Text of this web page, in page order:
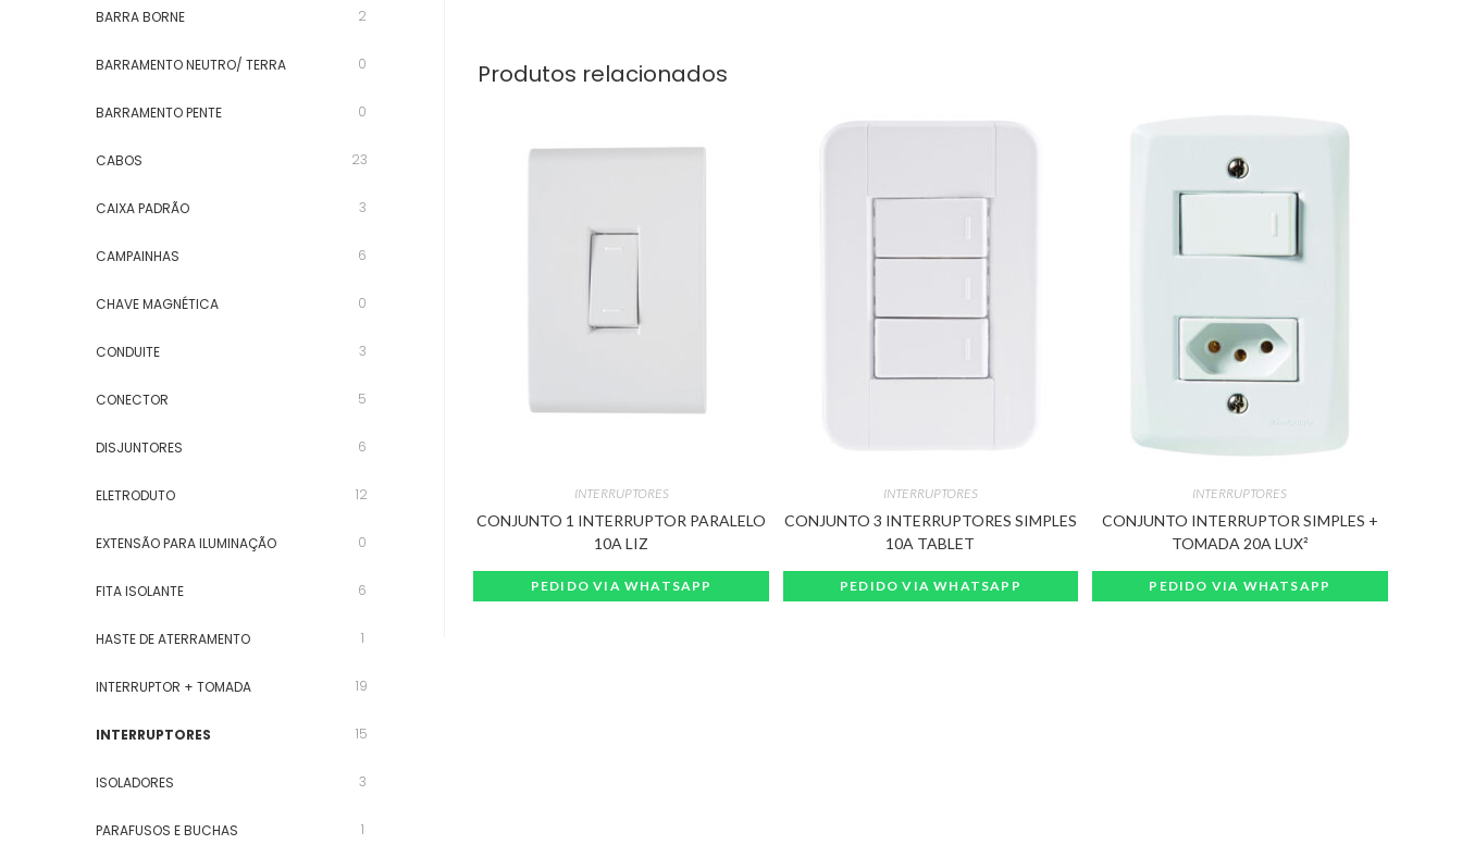
Produtos relacionados
INTERRUPTORES
CONJUNTO 1 INTERRUPTOR PARALELO
10A LIZ
PEDIDO VIA WHATSAPP
INTERRUPTORES
CONJUNTO 3 INTERRUPTORES SIMPLES
10A TABLET
PEDIDO VIA WHATSAPP
INTERRUPTORES
CONJUNTO INTERRUPTOR SIMPLES +
TOMADA 20A LUX²
PEDIDO VIA WHATSAPP
BARRA BORNE 2
BARRAMENTO NEUTRO/ TERRA 0
BARRAMENTO PENTE 0
CABOS 23
CAIXA PADRÃO 3
CAMPAINHAS 6
CHAVE MAGNÉTICA 0
CONDUITE 3
CONECTOR 5
DISJUNTORES 6
ELETRODUTO 12
EXTENSÃO PARA ILUMINAÇÃO 0
FITA ISOLANTE 6
HASTE DE ATERRAMENTO 1
INTERRUPTOR + TOMADA 19
INTERRUPTORES 15
ISOLADORES 3
PARAFUSOS E BUCHAS 1